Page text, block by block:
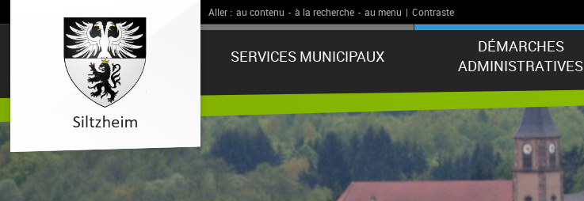
Aller : au contenu - à la recherche - au menu | Contraste
SERVICES MUNICIPAUX
DÉMARCHES
ADMINISTRATIVES